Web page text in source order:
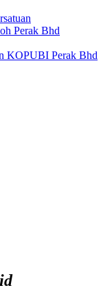
Perak Bhd
KOPUBI Perak Bhd